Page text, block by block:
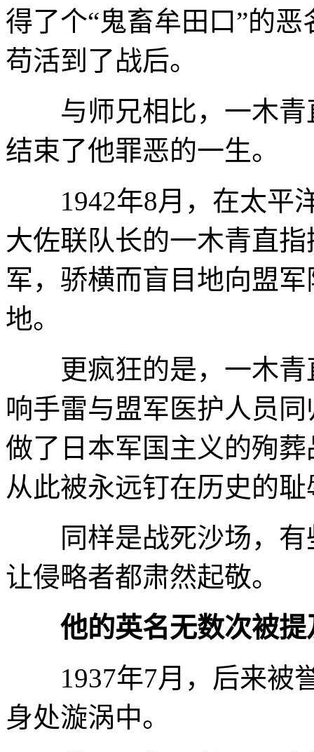
得了个“鬼畜牟田口”的
苟活到了战后。
与师兄相比，一木青
结束了他罪恶的一生。
1942年8月，在太平
大佐联队长的一木青直
军，骄横而盲目地向盟
地。
更疯狂的是，一木青
响手雷与盟军医护人员
做了日本军国主义的殉
从此被永远钉在历史的
同样是战死沙场，有
让侵略者都肃然起敬。
他的英名无数次被提
1937年7月，后来被
身处漩涡中。